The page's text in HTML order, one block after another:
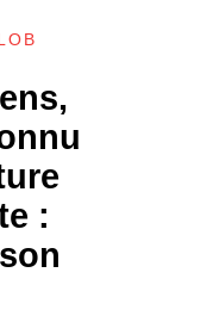
: